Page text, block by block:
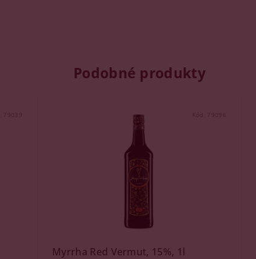
Podobné produkty
79039 Kód: 79096
Myrrha Red Vermut, 15%, 1l